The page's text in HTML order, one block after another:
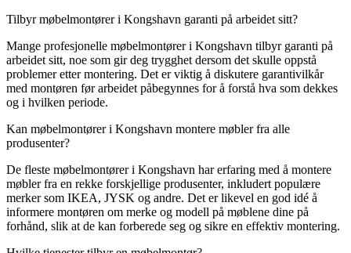
Tilbyr møbelmontører i Kongshavn garanti på arbeidet sitt?
Mange profesjonelle møbelmontører i Kongshavn tilbyr garanti på
arbeidet sitt, noe som gir deg trygghet dersom det skulle oppstå
problemer etter montering. Det er viktig å diskutere garantivilkår
med montøren før arbeidet påbegynnes for å forstå hva som dekkes
og i hvilken periode.
Kan møbelmontører i Kongshavn montere møbler fra alle
produsenter?
De fleste møbelmontører i Kongshavn har erfaring med å montere
møbler fra en rekke forskjellige produsenter, inkludert populære
merker som IKEA, JYSK og andre. Det er likevel en god idé å
informere montøren om merke og modell på møblene dine på
forhånd, slik at de kan forberede seg og sikre en effektiv montering.